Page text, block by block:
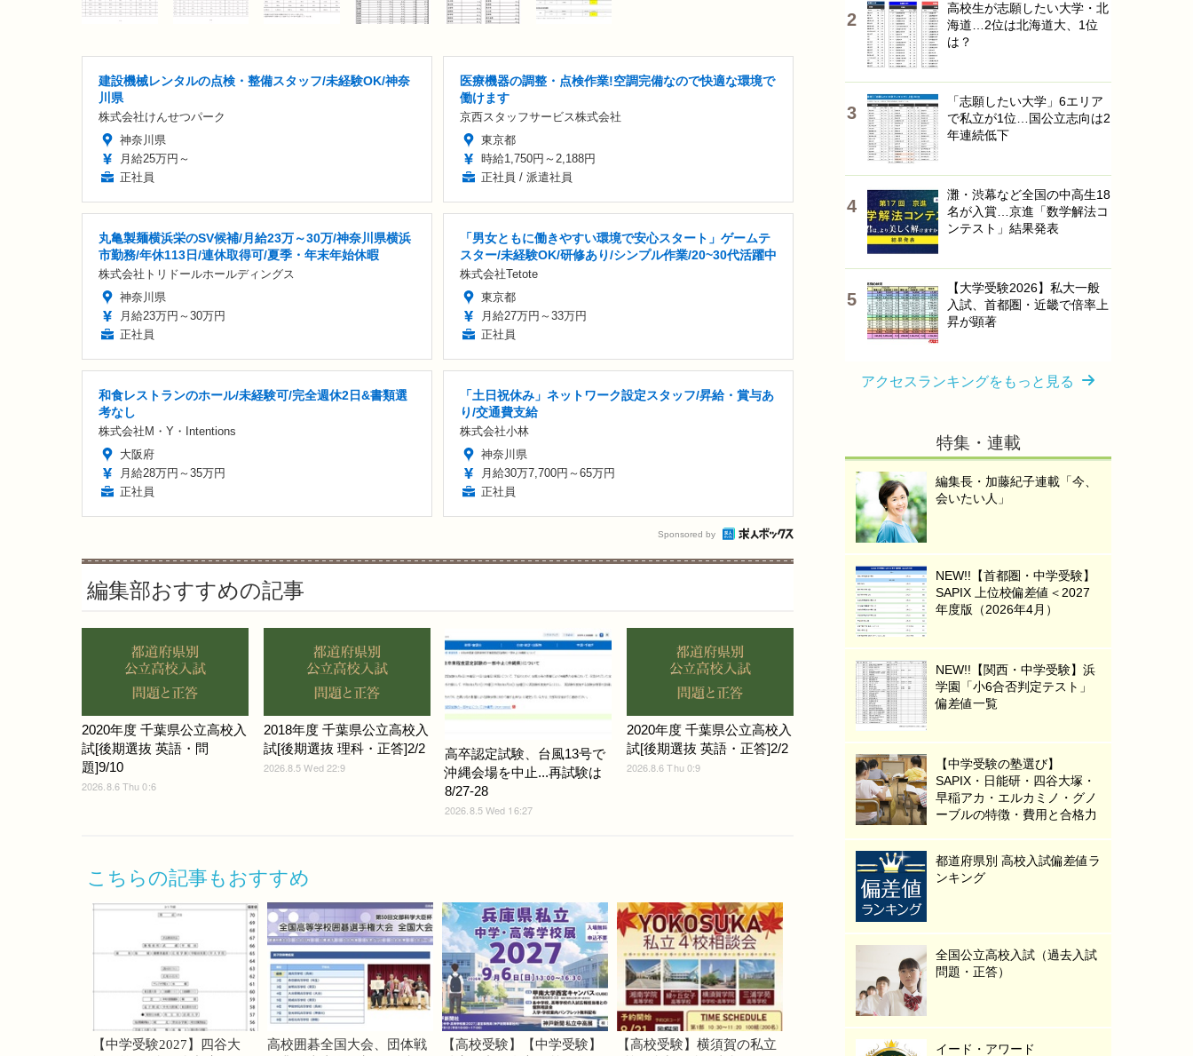
建設機械レンタルの点検・整備スタッフ/未経験OK/神奈
川県
株式会社けんせつパーク
神奈川県
月給25万円～
正社員
医療機器の調整・点検作業!空調完備なので快適な環境で
働けます
京西スタッフサービス株式会社
東京都
時給1,750円～2,188円
正社員 / 派遣社員
丸亀製麺横浜栄のSV候補/月給23万～30万/神奈川県横浜
市勤務/年休113日/連休取得可/夏季・年末年始休暇
株式会社トリドールホールディングス
神奈川県
月給23万円～30万円
正社員
「男女ともに働きやすい環境で安心スタート」ゲームテ
スター/未経験OK/研修あり/シンプル作業/20~30代活躍中
株式会社Tetote
東京都
月給27万円～33万円
正社員
和食レストランのホール/未経験可/完全週休2日&書類選
考なし
株式会社M・Y・Intentions
大阪府
月給28万円～35万円
正社員
「土日祝休み」ネットワーク設定スタッフ/昇給・賞与あ
り/交通費支給
株式会社小林
神奈川県
月給30万7,700円～65万円
正社員
Sponsored by
編集部おすすめの記事
2020年度 千葉県公立高校入
試[後期選抜 英語・問
題]9/10
2026.8.6 Thu 0:6
2018年度 千葉県公立高校入
試[後期選抜 理科・正答]2/2
2026.8.5 Wed 22:9
高卒認定試験、台風13号で
沖縄会場を中止...再試験は
8/27-28
2026.8.5 Wed 16:27
2020年度 千葉県公立高校入
試[後期選抜 英語・正答]2/2
2026.8.6 Thu 0:9
こちらの記事もおすすめ
【中学受験2027】四谷大
高校囲碁全国大会、団体戦
【高校受験】【中学受験】
【高校受験】横須賀の私立
高校生が志願したい大学・北
海道…2位は北海道大、1位
は？
「志願したい大学」6エリア
で私立が1位…国公立志向は2
年連続低下
灘・渋幕など全国の中高生18
名が入賞…京進「数学解法コ
ンテスト」結果発表
【大学受験2026】私大一般
入試、首都圏・近畿で倍率上
昇が顕著
アクセスランキングをもっと見る
特集・連載
編集長・加藤紀子連載「今、
会いたい人」
NEW!!【首都圏・中学受験】
SAPIX 上位校偏差値＜2027
年度版（2026年4月）
NEW!!【関西・中学受験】浜
学園「小6合否判定テスト」
偏差値一覧
【中学受験の塾選び】
SAPIX・日能研・四谷大塚・
早稲アカ・エルカミノ・グノ
ーブルの特徴・費用と合格力
都道府県別 高校入試偏差値ラ
ンキング
全国公立高校入試（過去入試
問題・正答）
イード・アワード